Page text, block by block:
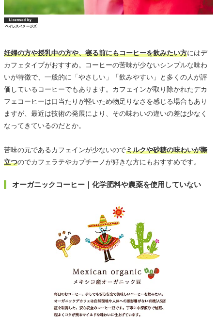
妊婦の方や授乳中の方や、寝る前にもコーヒーを飲みたい方にはデ
カフェタイプがおすすめ。コーヒーの苦味が少ないシンプルな味わ
いが特徴で、一般的に「やさしい」「飲みやすい」と多くの人が評
価しているコーヒーでもあります。カフェインが取り除かれたデカ
フェコーヒーは口当たりが軽いため物足りなさを感じる場合もあり
ますが、最近は技術の発展により、その味わいの違いの差は少なく
なってきているのだとか。
苦味の元であるカフェインが少ないのでミルクや砂糖の味わいが際
立つのでカフェラテやカプチーノが好きな方にもおすすめです。
オーガニックコーヒー｜化学肥料や農薬を使用していない